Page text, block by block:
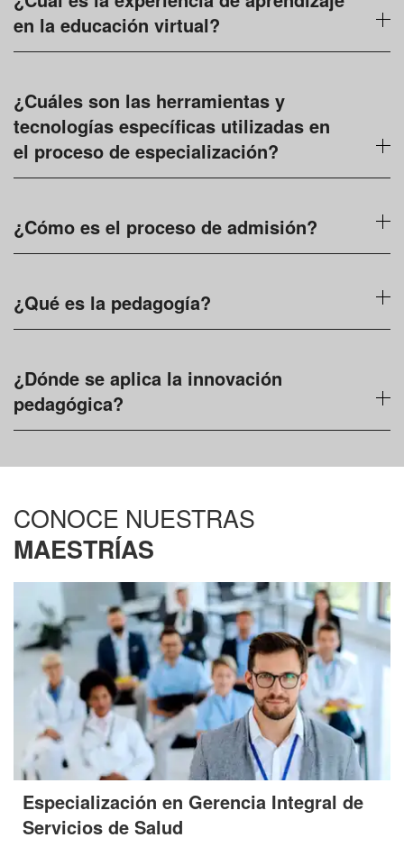
en la educación virtual?
¿Cuáles son las herramientas y
tecnologías específicas utilizadas en
el proceso de especialización?
¿Cómo es el proceso de admisión?
¿Qué es la pedagogía?
¿Dónde se aplica la innovación
pedagógica?
CONOCE NUESTRAS
MAESTRÍAS
Especialización en Gerencia Integral de
Servicios de Salud